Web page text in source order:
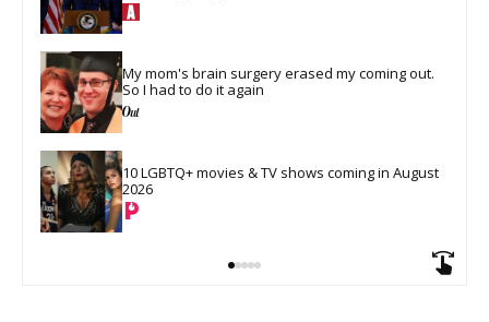
My mom's brain surgery erased my coming out.
So I had to do it again
10 LGBTQ+ movies & TV shows coming in August
2026